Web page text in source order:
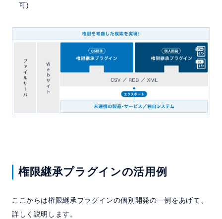
可)
権限継承プラグインの活用例
ここからは権限継承プラグインの個別開発の一例をあげて、
詳しく説明します。